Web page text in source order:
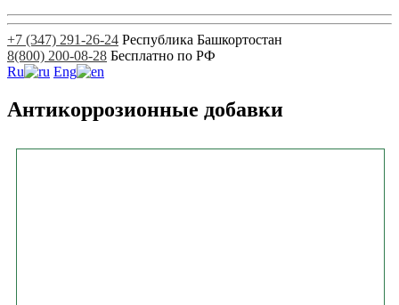
+7 (347) 291-26-24 Республика Башкортостан
8(800) 200-08-28 Бесплатно по РФ
Ru
Eng
Антикоррозионные добавки